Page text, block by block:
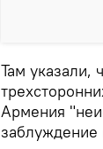
Там указали,
Армения
заблуждение